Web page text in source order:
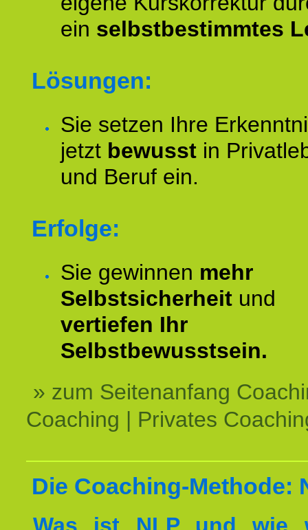
ein selbstbestimmtes
Lösungen:
Sie setzen Ihre
jetzt bewusst in
und Beruf ein.
Erfolge:
Sie gewinnen mehr
Selbstsicherheit und
vertiefen Ihr
Selbstbewusstsein.
» zum Seitenanfang
Coaching | Privates
Die Coaching-Methode: